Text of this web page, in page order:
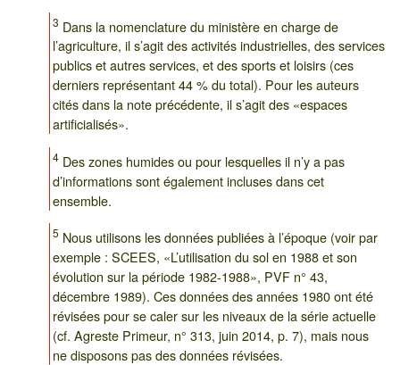
3 Dans la nomenclature du ministère en charge de
l’agriculture, il s’agit des activités industrielles, des services
publics et autres services, et des sports et loisirs (ces
derniers représentant 44 % du total). Pour les auteurs
cités dans la note précédente, il s’agit des «espaces
artificialisés».
4 Des zones humides ou pour lesquelles il n’y a pas
d’informations sont également incluses dans cet
ensemble.
5 Nous utilisons les données publiées à l’époque (voir par
exemple : SCEES, «L’utilisation du sol en 1988 et son
évolution sur la période 1982-1988», PVF n° 43,
décembre 1989). Ces données des années 1980 ont été
révisées pour se caler sur les niveaux de la série actuelle
(cf. Agreste Primeur, n° 313, juin 2014, p. 7), mais nous
ne disposons pas des données révisées.